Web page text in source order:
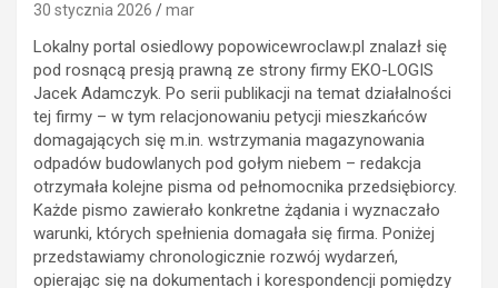
30 stycznia 2026 mar
Lokalny portal osiedlowy popowicewroclaw.pl znalazł się
pod rosnącą presją prawną ze strony firmy EKO-LOGIS
Jacek Adamczyk. Po serii publikacji na temat działalności
tej firmy – w tym relacjonowaniu petycji mieszkańców
domagających się m.in. wstrzymania magazynowania
odpadów budowlanych pod gołym niebem – redakcja
otrzymała kolejne pisma od pełnomocnika przedsiębiorcy.
Każde pismo zawierało konkretne żądania i wyznaczało
warunki, których spełnienia domagała się firma. Poniżej
przedstawiamy chronologicznie rozwój wydarzeń,
opierając się na dokumentach i korespondencji pomiędzy